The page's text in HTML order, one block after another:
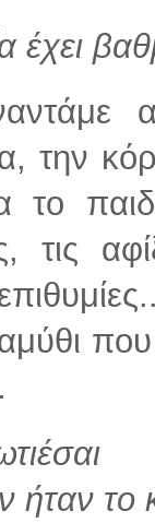
έχει
την
το
τις
ήταν το